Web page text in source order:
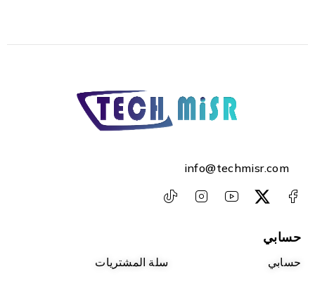
info@techmisr.com
حسابي
حسابي سلة المشتريات